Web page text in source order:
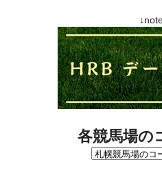
各競馬場の